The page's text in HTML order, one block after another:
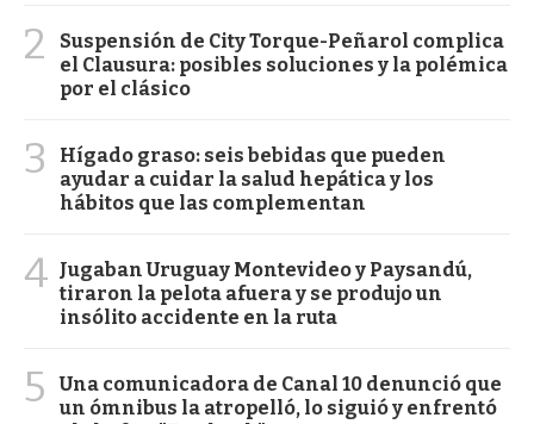
2
Suspensión de City Torque-Peñarol complica
el Clausura: posibles soluciones y la polémica
por el clásico
3
Hígado graso: seis bebidas que pueden
ayudar a cuidar la salud hepática y los
hábitos que las complementan
4 Jugaban Uruguay Montevideo y Paysandú,
tiraron la pelota afuera y se produjo un
insólito accidente en la ruta
5
Una comunicadora de Canal 10 denunció que
un ómnibus la atropelló, lo siguió y enfrentó